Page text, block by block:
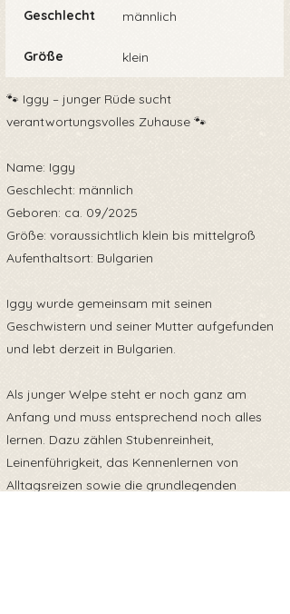
Geschlecht männlich
Größe klein
🐾 Iggy – junger Rüde sucht
verantwortungsvolles Zuhause 🐾
Name: Iggy
Geschlecht: männlich
Geboren: ca. 09/2025
Größe: voraussichtlich klein bis mittelgroß
Aufenthaltsort: Bulgarien
Iggy wurde gemeinsam mit seinen
Geschwistern und seiner Mutter aufgefunden
und lebt derzeit in Bulgarien.
Als junger Welpe steht er noch ganz am
Anfang und muss entsprechend noch alles
lernen. Dazu zählen Stubenreinheit,
Leinenführigkeit, das Kennenlernen von
Alltagsreizen sowie die grundlegenden